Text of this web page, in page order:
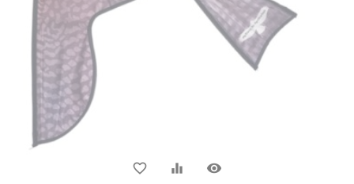
favorite_border equalizer visibility